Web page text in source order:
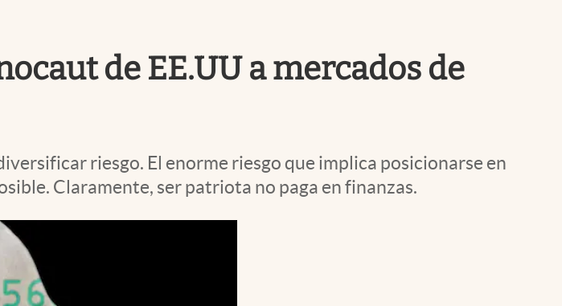
de EE.UU a mercados de
riesgo. El enorme riesgo que implica posicionarse en
Claramente, ser patriota no paga en finanzas.